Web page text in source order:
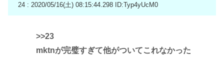
24 : 2020/05/16(土) 08:15:44.298 ID:Typ4yUcM0
>>23
mktnが完璧すぎて他がついてこれなかった